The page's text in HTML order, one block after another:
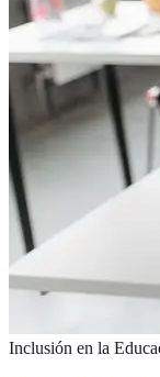
Inclusión en la